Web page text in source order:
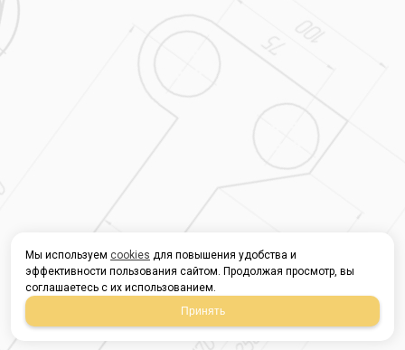
Мы используем cookies для повышения удобства и
эффективности пользования сайтом. Продолжая просмотр, вы
соглашаетесь с их использованием.
Принять